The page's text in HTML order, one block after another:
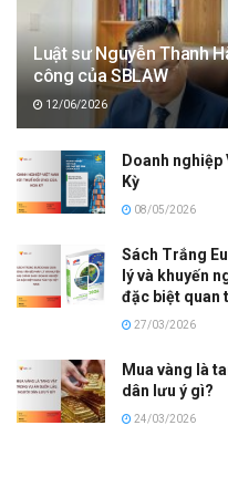
Luật sư Nguyễn Thanh
công của SBLAW
12/06/2026
Doanh
Kỳ
08/05/2026
Sách Trắng
lý và khuyến
đặc biệt quan
27/03/2026
Mua vàng là
dân lưu ý gì?
24/03/2026